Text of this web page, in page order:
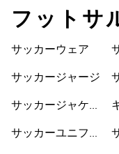
フットサ
サッカーウェア
サッカージャージ
サッカージャケッ
サッカーユニフォ